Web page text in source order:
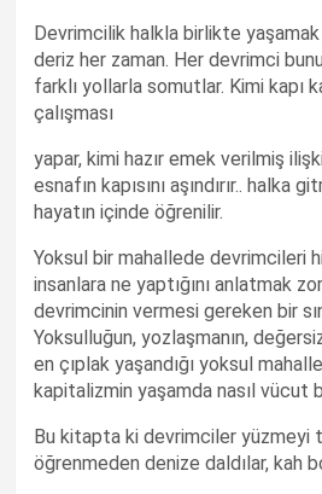
Devrimcilik halkla birlikte
deriz her zaman. Her devrimci
farklı yollarla somutlar. Kimi kapı
çalışması
yapar, kimi hazır emek verilmiş
esnafın kapısını aşındırır.. halka
hayatın içinde öğrenilir.
Yoksul bir mahallede devrimcileri
insanlara ne yaptığını anlatmak
devrimcinin vermesi gereken bir
Yoksulluğun, yozlaşmanın,
en çıplak yaşandığı yoksul
kapitalizmin yaşamda nasıl vücut
Bu kitapta ki devrimciler yüzmeyi
öğrenmeden denize daldılar, kah